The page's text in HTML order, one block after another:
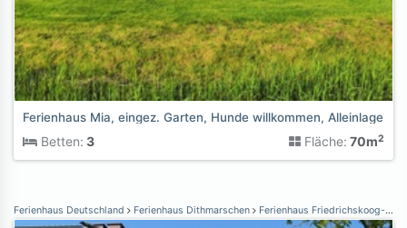
Ferienhaus Mia, eingez. Garten, Hunde willkommen, Alleinlage
Betten: 3 Fläche: 70m2
Ferienhaus Deutschland Ferienhaus Dithmarschen Ferienhaus Friedrichskoog-Spitze